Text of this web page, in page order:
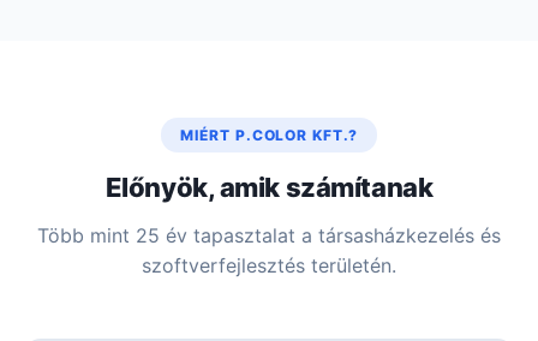
MIÉRT P.COLOR KFT.?
Előnyök, amik számítanak
Több mint 25 év tapasztalat a társasházkezelés és
szoftverfejlesztés területén.